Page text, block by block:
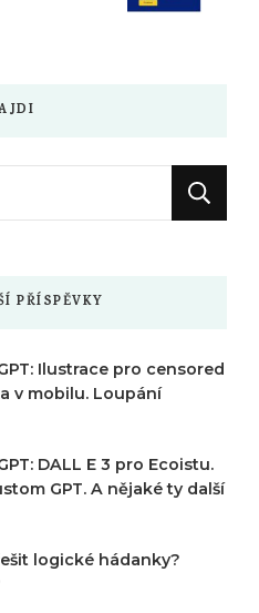
PŘÍSPĚVKY
Ilustrace pro censored
v mobilu. Loupání
DALL E 3 pro Ecoistu.
GPT. A nějaké ty další
logické hádanky?